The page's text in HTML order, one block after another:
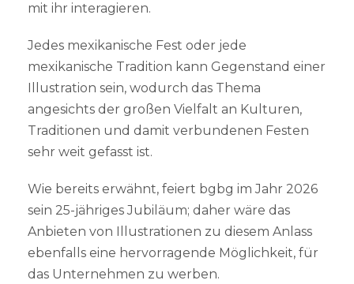
mit ihr interagieren.
Jedes mexikanische Fest oder jede
mexikanische Tradition kann Gegenstand einer
Illustration sein, wodurch das Thema
angesichts der großen Vielfalt an Kulturen,
Traditionen und damit verbundenen Festen
sehr weit gefasst ist.
Wie bereits erwähnt, feiert bgbg im Jahr 2026
sein 25-jähriges Jubiläum; daher wäre das
Anbieten von Illustrationen zu diesem Anlass
ebenfalls eine hervorragende Möglichkeit, für
das Unternehmen zu werben.